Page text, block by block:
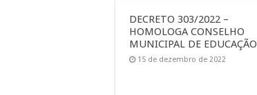
DECRETO 303/2022 –
HOMOLOGA CONSELHO
MUNICIPAL DE EDUCAÇÃO
15 de dezembro de 2022